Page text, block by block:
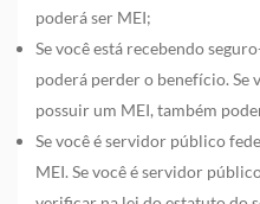
poderá ser MEI;
Se você está recebendo
poderá perder o benefício. Se
possuir um MEI, também
Se você é servidor público
MEI. Se você é servidor